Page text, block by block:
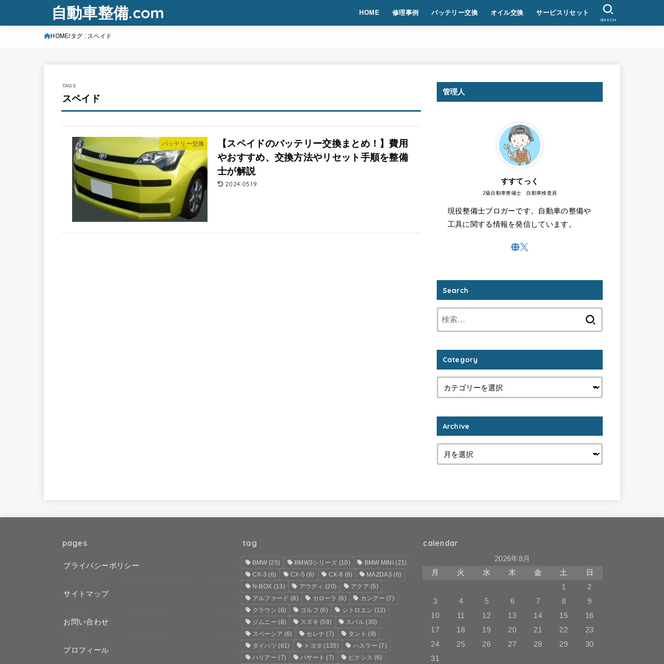
自動車整備.com HOME 修理事例 バッテリー交換 オイル交換 サービスリセット
SEARCH
HOME タグ : スペイド
スペイド
バッテリー交換
【スペイドのバッテリー交換まとめ！】費用
やおすすめ、交換方法やリセット手順を整備
士が解説
2024.05.19
管理人
すすてっく
2級自動車整備士 自動車検査員
現役整備士ブロガーです。自動車の整備や
工具に関する情報を発信しています。
Search
Category
Archive
pages
プライバシーポリシー
サイトマップ
お問い合わせ
プロフィール
tag
BMW (25) BMW3シリーズ (10) BMW MINI(21)
CX-3 (6) CX-5 (6) CX-8 (6) MAZDA3 (6)
N-BOX (13) アウディ (20) アクア (5)
アルファード (8) カローラ (6) カングー (7)
クラウン (6) ゴルフ (6) シトロエン (12)
ジムニー (8) スズキ (58) スバル(30)
スペーシア (6) セレナ (7) タント (9)
ダイハツ (61) トヨタ (135) ハスラー (7)
ハリアー (7) パサート (7) ピクシス (6)
calendar
2026年8月
月
火 水 木 金 土
日
1
2
3
4 5 6 7 8
9
10
11 12 13 14 15
16
17
18 19 20 21 22
23
24
25 26 27 28 29
30
31